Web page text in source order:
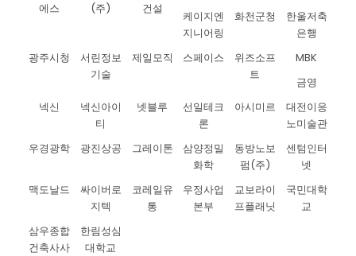
에스
(주)
건설
케이지엔
지니어링
화천군청
한울저축
은행
광주시청
서린정보
기술
제일모직 스페이스
위즈소프
트
MBK
금영
넥신
넥신아이
티
넷블루
선일테크
론
아시미르
대전이응
노미술관
우경광학
광진상공 그레이톤
삼양정밀
화학
동방노보
펌(주)
센텀인터
넷
맥도날드
싸이버로
지텍
코레일유
통
우정사업
본부
교보라이
프플래닛
국민대학
교
삼우종합
건축사사
한림성심
대학교